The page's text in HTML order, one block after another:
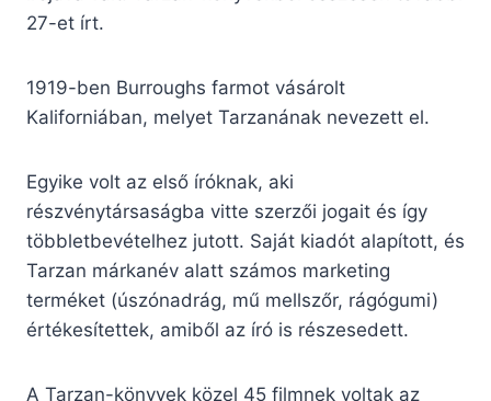
27-et írt.
1919-ben Burroughs farmot vásárolt
Kaliforniában, melyet Tarzanának nevezett el.
Egyike volt az első íróknak, aki
részvénytársaságba vitte szerzői jogait és így
többletbevételhez jutott. Saját kiadót alapított, és
Tarzan márkanév alatt számos marketing
terméket (úszónadrág, mű mellszőr, rágógumi)
értékesítettek, amiből az író is részesedett.
A Tarzan-könyvek közel 45 filmnek voltak az